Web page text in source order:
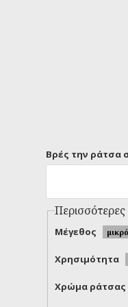
Βρές την ράτσα
Περισσότερες
Μέγεθος
Χρησιμότητα
Χρώμα ράτσας